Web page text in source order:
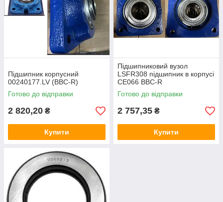
Підшипник корпусний
00240177.LV (BBC-R)
Готово до відправки
2 820,20 ₴
Купити
Підшипниковий вузол
LSFR308 підшипник в корпусі
CE066 BBC-R
Готово до відправки
2 757,35 ₴
Купити